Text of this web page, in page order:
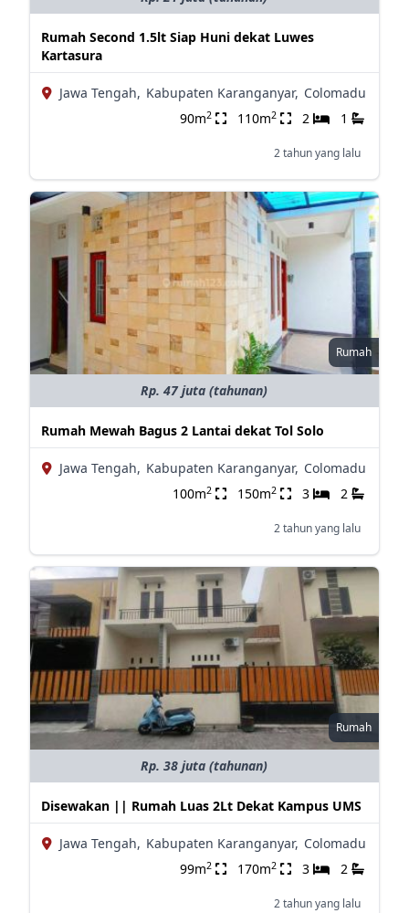
Rumah Second 1.5lt Siap Huni dekat Luwes
Kartasura
Jawa Tengah, Kabupaten Karanganyar, Colomadu
90m2 110m2 2 1
2 tahun yang lalu
Rumah
Rp. 47 juta (tahunan)
Rumah Mewah Bagus 2 Lantai dekat Tol Solo
Jawa Tengah, Kabupaten Karanganyar, Colomadu
100m2 150m2 3 2
2 tahun yang lalu
Rumah
Rp. 38 juta (tahunan)
Disewakan || Rumah Luas 2Lt Dekat Kampus UMS
Jawa Tengah, Kabupaten Karanganyar, Colomadu
99m2 170m2 3 2
2 tahun yang lalu